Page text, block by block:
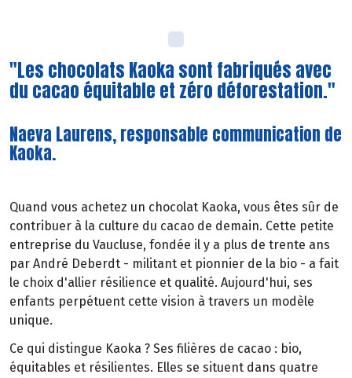
"Les chocolats Kaoka sont fabriqués avec
du cacao équitable et zéro déforestation."
Naeva Laurens, responsable communication de
Kaoka.
Quand vous achetez un chocolat Kaoka, vous êtes sûr de
contribuer à la culture du cacao de demain. Cette petite
entreprise du Vaucluse, fondée il y a plus de trente ans
par André Deberdt - militant et pionnier de la bio - a fait
le choix d'allier résilience et qualité. Aujourd'hui, ses
enfants perpétuent cette vision à travers un modèle
unique.
Ce qui distingue Kaoka ? Ses filières de cacao : bio,
équitables et résilientes. Elles se situent dans quatre